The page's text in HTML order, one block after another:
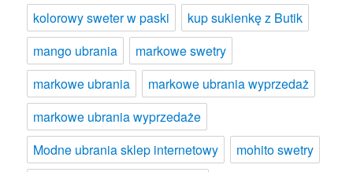
kolorowy sweter w paski
kup sukienkę z Butik
mango ubrania
markowe swetry
markowe ubrania
markowe ubrania wyprzedaż
markowe ubrania wyprzedaże
Modne ubrania sklep internetowy
mohito swetry